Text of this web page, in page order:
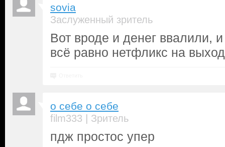
sovia
Заслуженный зритель
Вот вроде и денег ввалили,
всё равно нетфликс на
о себе о себе
film333 | Зритель
пдж простос упер